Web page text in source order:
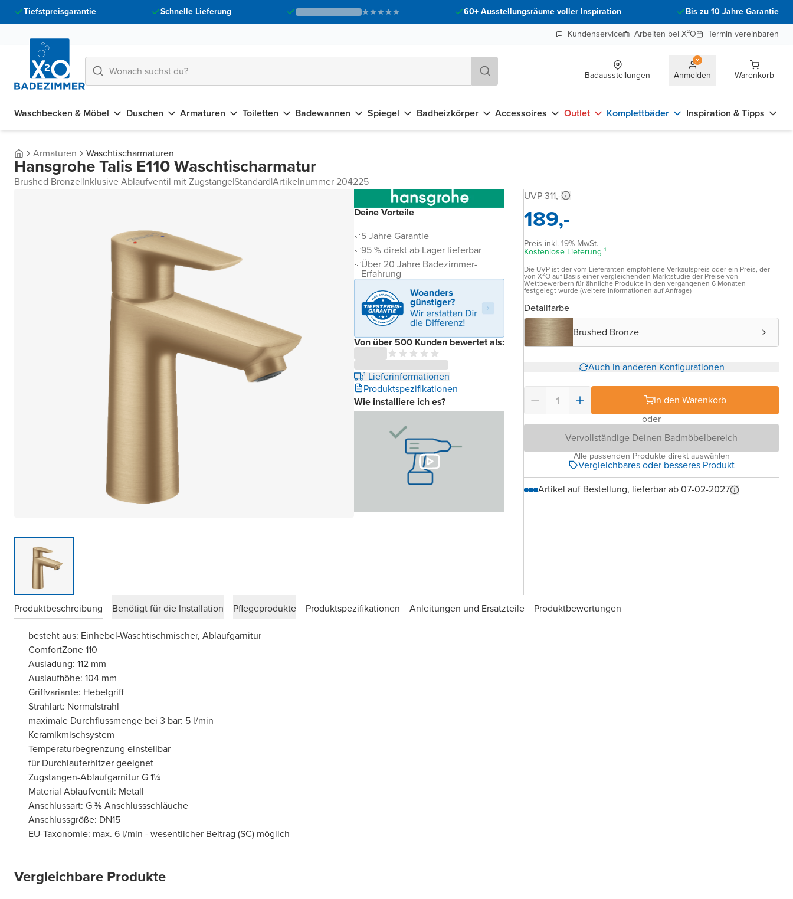
Tiefstpreisgarantie Schnelle Lieferung 60+ Ausstellungsräume voller Inspiration
Bis zu 10 Jahre Garantie
Kundenservice
Arbeiten bei X²O Termin vereinbaren
Badausstellungen Anmelden Warenkorb
Waschbecken & Möbel Duschen Armaturen Toiletten Badewannen Spiegel Badheizkörper Accessoires Outlet Komplettbäder Inspiration & Tipps
Armaturen Waschtischarmaturen
Hansgrohe Talis E110 Waschtischarmatur
Brushed Bronze|Inklusive Ablaufventil mit Zugstange|Standard|Artikelnummer 204225
Deine Vorteile
5 Jahre Garantie
95 % direkt ab Lager lieferbar
Über 20 Jahre Badezimmer-
Erfahrung
Von über 500 Kunden bewertet als:
¹ Lieferinformationen
Produktspezifikationen
Wie installiere ich es?
UVP 311,-
189,-
Preis inkl. 19% MwSt.
Kostenlose Lieferung ¹
Die UVP ist der vom Lieferanten empfohlene Verkaufspreis oder ein Preis, der
von X²O auf Basis einer vergleichenden Marktstudie der Preise von
Wettbewerbern für ähnliche Produkte in den vergangenen 6 Monaten
festgelegt wurde (weitere Informationen auf Anfrage)
Detailfarbe
Brushed Bronze
Auch in anderen Konfigurationen
In den Warenkorb
oder
Vervollständige Deinen Badmöbelbereich
Alle passenden Produkte direkt auswählen
Vergleichbares oder besseres Produkt
Artikel auf Bestellung, lieferbar ab 07-02-2027
Produktbeschreibung Benötigt für die Installation Pflegeprodukte Produktspezifikationen Anleitungen und Ersatzteile
Produktbewertungen
besteht aus: Einhebel-Waschtischmischer, Ablaufgarnitur
ComfortZone 110
Ausladung: 112 mm
Auslaufhöhe: 104 mm
Griffvariante: Hebelgriff
Strahlart: Normalstrahl
maximale Durchflussmenge bei 3 bar: 5 l/min
Keramikmischsystem
Temperaturbegrenzung einstellbar
für Durchlauferhitzer geeignet
Zugstangen-Ablaufgarnitur G 1¼
Material Ablaufventil: Metall
Anschlussart: G ⅜ Anschlussschläuche
Anschlussgröße: DN15
EU-Taxonomie: max. 6 l/min - wesentlicher Beitrag (SC) möglich
Vergleichbare Produkte